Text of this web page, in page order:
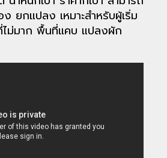
ยกแปลง เหมาะสำหรับผู้เริ่ม
ม่มาก พื้นที่แคบ แปลงผัก